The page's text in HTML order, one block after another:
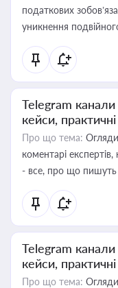
податкових
уникнення
Telegram канали
кейси,
Про що тема:
коментарі
- все, про що пишуть
Telegram
кейси,
Про що тема: